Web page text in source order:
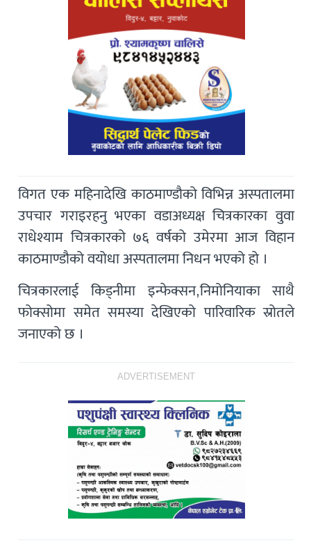
विगत एक महिनादेखि काठमाण्डौको विभिन्न अस्पतालमा
उपचार गराइरहनु भएका वडाअध्यक्ष चित्रकारका वुवा
राधेश्याम चित्रकारको ७६ वर्षको उमेरमा आज विहान
काठमाण्डौको वयोधा अस्पतालमा निधन भएको हो ।
चित्रकारलाई किड्नीमा इन्फेक्सन,निमोनियाका साथै
फोक्सोमा समेत समस्या देखिएको पारिवारिक स्रोतले
जनाएको छ ।
ADVERTISEMENT